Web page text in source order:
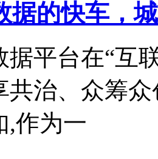
据的快车，
据平台在“互
共治、众筹
为一